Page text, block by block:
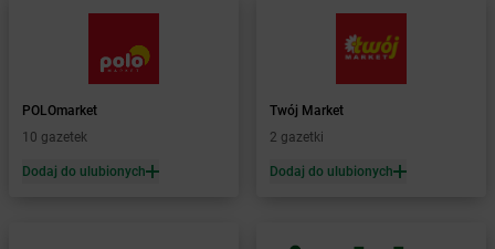
Bezrzecze
Żabka
Biała
Żabka
Biała Druga
Żabka Biała Podlaska
POLOmarket
10 gazetek
Dodaj do ulubionych
Twój Market
2 gazetki
Dodaj do ulubionych